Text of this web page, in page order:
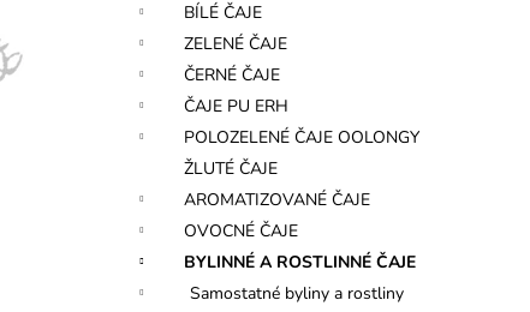
BÍLÉ ČAJE
ZELENÉ ČAJE
ČERNÉ ČAJE
ČAJE PU ERH
POLOZELENÉ ČAJE OOLONGY
ŽLUTÉ ČAJE
AROMATIZOVANÉ ČAJE
OVOCNÉ ČAJE
BYLINNÉ A ROSTLINNÉ ČAJE
Samostatné byliny a rostliny